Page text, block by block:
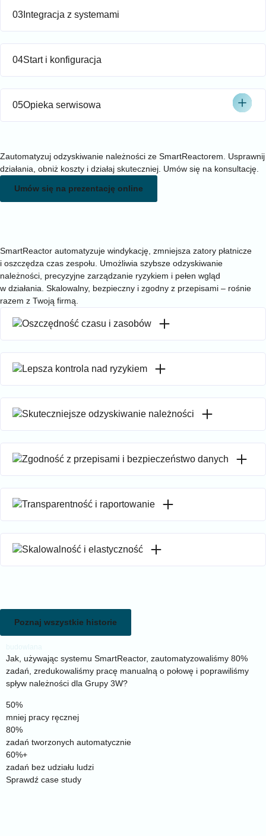
03 Integracja z systemami
04Start i konfiguracja
05Opieka serwisowa
Zautomatyzuj odzyskiwanie należności ze SmartReactorem. Usprawnij
działania, obniż koszty i działaj skuteczniej. Umów się na konsultację.
Umów się na prezentację online
SmartReactor automatyzuje windykację, zmniejsza zatory płatnicze
i oszczędza czas zespołu. Umożliwia szybsze odzyskiwanie
należności, precyzyjne zarządzanie ryzykiem i pełen wgląd
w działania. Skalowalny, bezpieczny i zgodny z przepisami – rośnie
razem z Twoją firmą.
Oszczędność czasu i zasobów
Lepsza kontrola nad ryzykiem
Skuteczniejsze odzyskiwanie należności
Zgodność z przepisami i bezpieczeństwo danych
Transparentność i raportowanie
Skalowalność i elastyczność
Poznaj wszystkie historie
Jak, używając systemu SmartReactor, zautomatyzowaliśmy 80%
zadań, zredukowaliśmy pracę manualną o połowę i poprawiliśmy
spływ należności dla Grupy 3W?
50%
mniej pracy ręcznej
80%
zadań tworzonych automatycznie
60%+
zadań bez udziału ludzi
Sprawdź case study